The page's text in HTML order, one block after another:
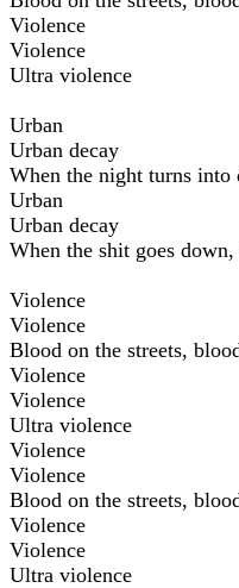
Violence
Violence
Ultra violence
Urban
Urban decay
When the night turns into
Urban
Urban decay
When the shit goes
Violence
Violence
Blood on the streets,
Violence
Violence
Ultra violence
Violence
Violence
Blood on the streets,
Violence
Violence
Ultra violence